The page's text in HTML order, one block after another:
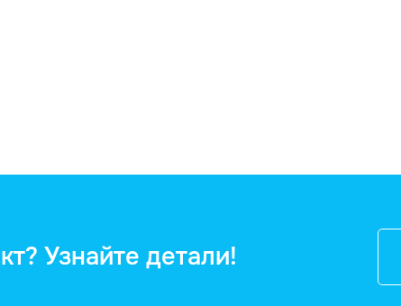
Узнайте детали!